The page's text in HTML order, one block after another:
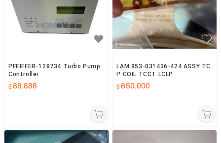
PFEIFFER-128734 Turbo Pump
Controller
88,888
LAM 853-031436-424 ASSY TC
P COIL TCCT LCLP
650,000